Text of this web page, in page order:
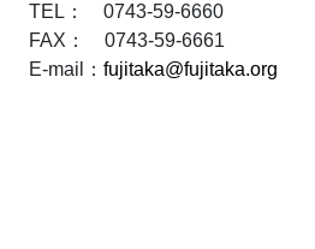
TEL： 0743-59-6660
FAX： 0743-59-6661
E-mail： fujitaka@fujitaka.org